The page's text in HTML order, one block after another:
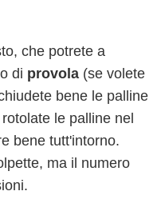
che potrete a
di provola (se volete
bene le palline
le palline nel
bene tutt'intorno.
ma il numero